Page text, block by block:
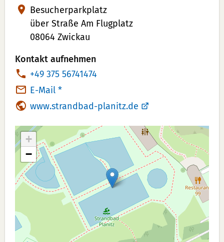
Besucherparkplatz
über Straße Am Flugplatz
08064 Zwickau
Kontakt aufnehmen
T
e
f
o
n
n
u
e
r:
+49 375 56741474
E-Mail *
www.strandbad-planitz.de
+
−